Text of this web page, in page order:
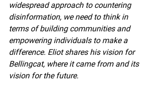
widespread approach to countering
disinformation, we need to think in
terms of building communities and
empowering individuals to make a
difference. Eliot shares his vision for
Bellingcat, where it came from and its
vision for the future.